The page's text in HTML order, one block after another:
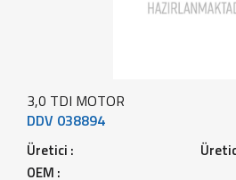
3,0 TDI MOTOR
DDV 038894
Üretici :
OEM :